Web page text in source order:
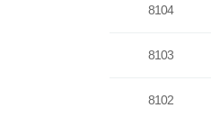
8104
8103
8102